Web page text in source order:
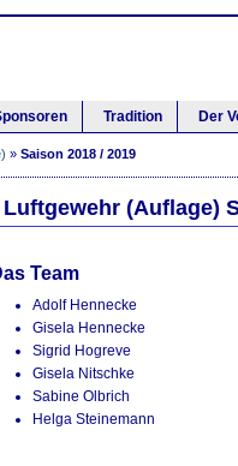
Tradition Der
» Saison 2018 / 2019
Luftgewehr (Auflage)
Team
Adolf Hennecke
Gisela Hennecke
Sigrid Hogreve
Gisela Nitschke
Sabine Olbrich
Helga Steinemann